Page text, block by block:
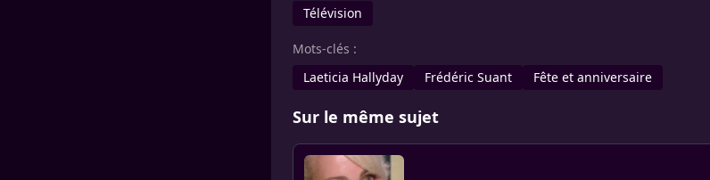
Télévision
Mots-clés :
Laeticia Hallyday
Frédéric Suant Fête et anniversaire
Sur le même sujet